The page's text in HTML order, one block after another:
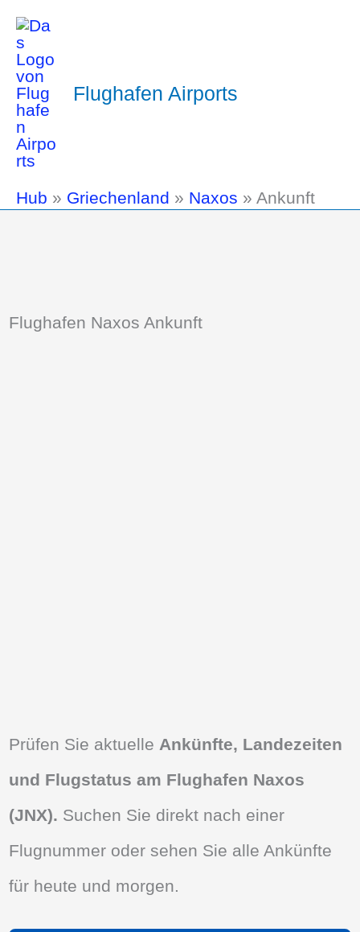
Flughafen Airports
Hub » Griechenland » Naxos » Ankunft
Flughafen Naxos Ankunft
Prüfen Sie aktuelle Ankünfte, Landezeiten
und Flugstatus am Flughafen Naxos
(JNX). Suchen Sie direkt nach einer
Flugnummer oder sehen Sie alle Ankünfte
für heute und morgen.